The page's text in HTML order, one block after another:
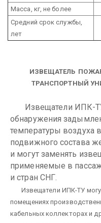
Масса, кг, не более
Средний срок службы,
лет
ИЗВЕЩАТЕЛЬ
ТРАНСПОРТНЫЙ
Извещатели ИПК-ТУ
обнаружения
температуры воздуха
подвижного состава
и могут заменять
применяемые в
и стран СНГ.
Извещатели ИПК-ТУ
помещениях
кабельных коллекторах и